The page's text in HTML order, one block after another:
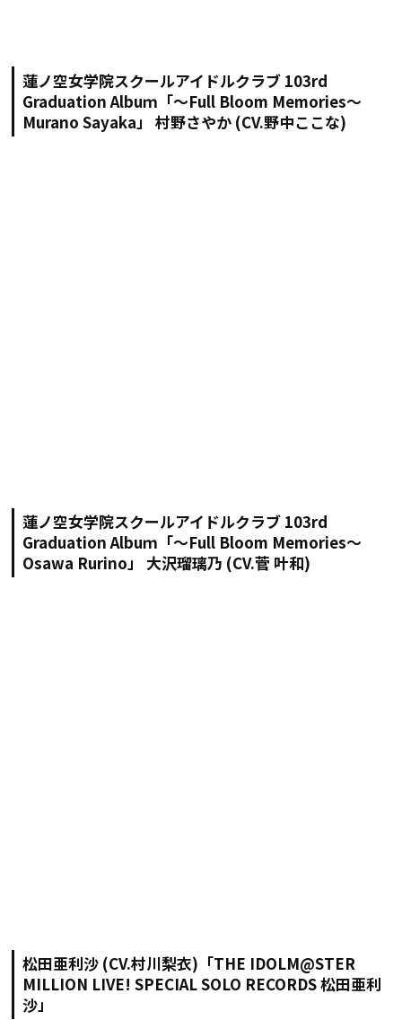
蓮ノ空女学院スクールアイドルクラブ 103rd
Graduation Albuｍ「～Full Bloom Memories～
Murano Sayaka」 村野さやか (CV.野中ここな)
蓮ノ空女学院スクールアイドルクラブ 103rd
Graduation Albuｍ「～Full Bloom Memories～
Osawa Rurino」 大沢瑠璃乃 (CV.菅 叶和)
松田亜利沙 (CV.村川梨衣)「THE IDOLM@STER
MILLION LIVE! SPECIAL SOLO RECORDS 松田亜利
沙」